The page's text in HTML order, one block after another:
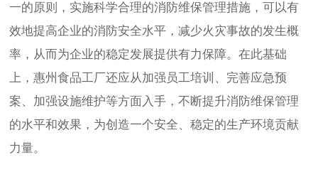
一的原则，实施科学合理的消防维保管理措施，可以有
效地提高企业的消防安全水平，减少火灾事故的发生概
率，从而为企业的稳定发展提供有力保障。在此基础
上，惠州食品工厂还应从加强员工培训、完善应急预
案、加强设施维护等方面入手，不断提升消防维保管理
的水平和效果，为创造一个安全、稳定的生产环境贡献
力量。